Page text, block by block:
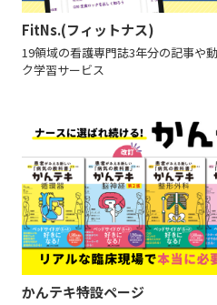
FitNs.(フィットナス)
19領域の看護専門誌3年分の記事や
ク学習サービス
かんテキ特設ページ